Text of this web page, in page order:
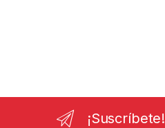
¡Suscríbete!